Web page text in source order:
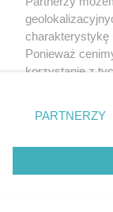
charakterystykę
Ponieważ
korzystanie z
zmienić/
znajdujący się
rodzaje
użytkownika,
przetwarzaniu.
PARTNERZY